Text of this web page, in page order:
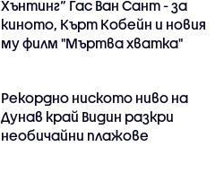
Хънтинг“ Гас Ван Сант - за
киното, Кърт Кобейн и новия
му филм "Мъртва хватка"
Рекордно ниското ниво на
Дунав край Видин разкри
необичайни плажове